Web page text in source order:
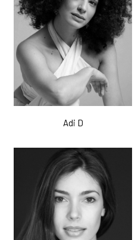
Adi D